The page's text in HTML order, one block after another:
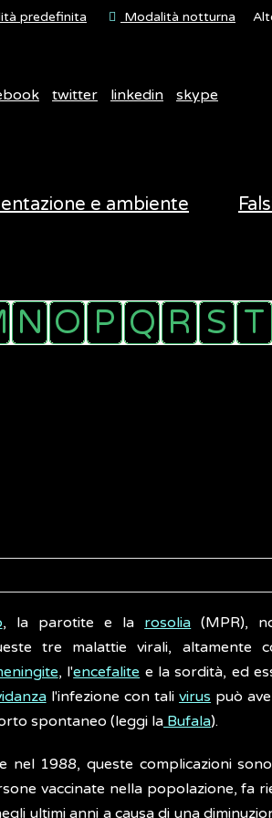
predefinita Modalità notturna
twitter linkedin skype
e ambiente
, la parotite e la rosolia (MPR),
tre malattie virali, altamente
, l'encefalite e la sordità, ed
l'infezione con talivirus può
spontaneo (leggi la Bufala).
nel 1988, queste complicazioni
vaccinate nella popolazione, fa
ultimi anni a causa di una